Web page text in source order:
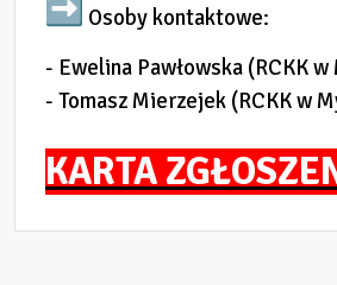
Osoby kontaktowe:
- Ewelina Pawłowska (RCKK
- Tomasz Mierzejek (RCKK w
KARTA